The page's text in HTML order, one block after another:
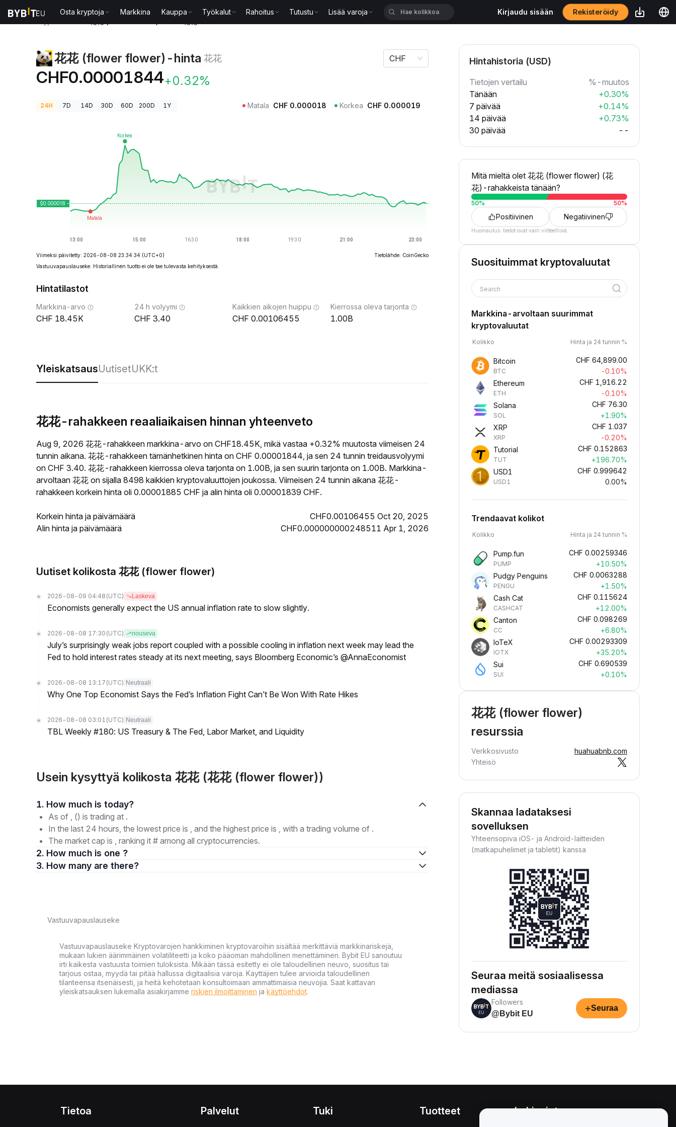
Osta kryptoja Markkina Kauppa Työkalut Rahoitus Tutustu Lisää varoja Kirjaudu sisään Rekisteröidy
花花 (flower flower)-hinta 花花
CHF0.00001844+0.32%
CHF
24H 7D 14D 30D 60D 200D 1Y Matala CHF 0.000018 Korkea CHF 0.000019
Viimeksi päivitetty: 2026-08-08 23:34:34 (UTC+0)
Tietolähde: CoinGecko
Vastuuvapauslauseke: Historiallinen tuotto ei ole tae tulevasta kehityksestä.
Hintatilastot
Markkina-arvo
18.45K
24 h volyymi
3.40
Kaikkien aikojen huippu
0.00106455
Kierrossa oleva tarjonta
1.00B
YleiskatsausUutisetUKK:t
花花-rahakkeen reaaliaikaisen hinnan yhteenveto
Aug 9, 2026 花花-rahakkeen markkina-arvo on CHF18.45K, mikä vastaa +0.32% muutosta viimeisen 24
tunnin aikana. 花花-rahakkeen tämänhetkinen hinta on CHF 0.00001844, ja sen 24 tunnin treidausvolyymi
on CHF 3.40. 花花-rahakkeen kierrossa oleva tarjonta on 1.00B, ja sen suurin tarjonta on 1.00B. Markkina-
arvoltaan 花花 on sijalla 8498 kaikkien kryptovaluuttojen joukossa. Viimeisen 24 tunnin aikana 花花-
rahakkeen korkein hinta oli 0.00001885 CHF ja alin hinta oli 0.00001839 CHF.
Korkein hinta ja päivämäärä
CHF0.00106455 Oct 20, 2025
Alin hinta ja päivämäärä
CHF0.000000000248511 Apr 1, 2026
Uutiset kolikosta 花花 (flower flower)
2026-08-09 04:48 (UTC) Laskeva
Economists generally expect the US annual inflation rate to slow slightly.
2026-08-08 17:30 (UTC) nouseva
July’s surprisingly weak jobs report coupled with a possible cooling in inflation next week may lead the
Fed to hold interest rates steady at its next meeting, says Bloomberg Economic’s @AnnaEconomist
2026-08-08 13:17 (UTC) Neutraali
Why One Top Economist Says the Fed’s Inflation Fight Can’t Be Won With Rate Hikes
2026-08-08 03:01 (UTC) Neutraali
TBL Weekly #180: US Treasury & The Fed, Labor Market, and Liquidity
Usein kysyttyä kolikosta 花花 (花花 (flower flower))
1. How much is today?
As of , () is trading at .
In the last 24 hours, the lowest price is , and the highest price is , with a trading volume of .
The market cap is , ranking it # among all cryptocurrencies.
2. How much is one ?
3. How many are there?
Vastuuvapauslauseke
Vastuuvapauslauseke Kryptovarojen hankkiminen kryptovaroihin sisältää merkittäviä markkinariskejä,
mukaan lukien äärimmäinen volatiliteetti ja koko pääoman mahdollinen menettäminen. Bybit EU sanoutuu
irti kaikesta vastuusta toimien tuloksista. Mikään tässä esitetty ei ole taloudellinen neuvo, suositus tai
tarjous ostaa, myydä tai pitää hallussa digitaalisia varoja. Käyttäjien tulee arvioida taloudellinen
tilanteensa itsenäisesti, ja heitä kehotetaan konsultoimaan ammattimaisia neuvojia. Saat kattavan
yleiskatsauksen lukemalla asiakirjamme riskien ilmoittaminen ja käyttöehdot.
Hintahistoria (USD)
Tietojen vertailu
%-muutos
Tänään
+0.30%
7 päivää
+0.14%
14 päivää
+0.73%
30 päivää
--
Mitä mieltä olet 花花 (flower flower) (花
花)-rahakkeista tänään?
50% 50%
Positiivinen Negatiivinen
Huomautus: tiedot ovat vain viitteellisiä.
Suosituimmat kryptovaluutat
Search
Markkina-arvoltaan suurimmat
kryptovaluutat
Kolikko Hinta ja 24 tunnin %
Bitcoin
BTC
CHF 64,899.00
-0.10%
Ethereum
ETH
CHF 1,916.22
-0.10%
Solana
SOL
CHF 76.30
+1.90%
XRP
XRP
CHF 1.037
-0.20%
Tutorial
TUT
CHF 0.152863
+196.70%
USD1
USD1
CHF 0.999642
0.00%
Trendaavat kolikot
Kolikko Hinta ja 24 tunnin %
Pump.fun
PUMP
CHF 0.00259346
+10.50%
Pudgy Penguins
PENGU
CHF 0.0063288
+1.50%
Cash Cat
CASHCAT
CHF 0.115624
+12.00%
Canton
CC
CHF 0.098269
+6.80%
IoTeX
IOTX
CHF 0.00293309
+35.20%
Sui
SUI
CHF 0.690539
+0.10%
花花 (flower flower)
resurssia
Verkkosivusto
huahuabnb.com
Yhteisö
Skannaa ladataksesi
sovelluksen
Yhteensopiva iOS- ja Android-laitteiden
(matkapuhelimet ja tabletit) kanssa
Seuraa meitä sosiaalisessa
mediassa
Followers
@Bybit EU
+Seuraa
Tietoa Palvelut Tuki Tuotteet Lakiasiat